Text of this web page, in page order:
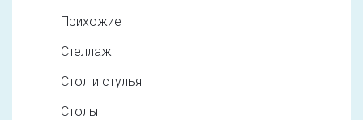
Прихожие
Стеллаж
Стол и стулья
Столы